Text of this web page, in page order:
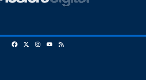
FacebookInstagram